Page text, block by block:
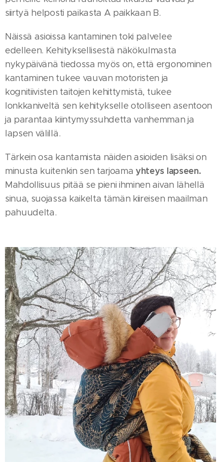
siirtyä helposti paikasta A paikkaan B.
Näissä asioissa kantaminen toki palvelee
edelleen. Kehityksellisestä näkökulmasta
nykypäivänä tiedossa myös on, että ergonominen
kantaminen tukee vauvan motoristen ja
kognitiivisten taitojen kehittymistä, tukee
lonkkaniveltä sen kehitykselle otolliseen asentoon
ja parantaa kiintymyssuhdetta vanhemman ja
lapsen välillä.
Tärkein osa kantamista näiden asioiden lisäksi on
minusta kuitenkin sen tarjoamayhteys lapseen.
Mahdollisuus pitää se pieni ihminen aivan lähellä
sinua, suojassa kaikelta tämän kiireisen maailman
pahuudelta.